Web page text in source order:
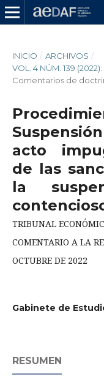
INICIO / ARCHIVOS /
VOL. 4 NÚM. 139 (2022):
Comentarios de
acto
de las
la
TRIBUNAL
COMENTARIO A LA
OCTUBRE DE 2022
Gabinete de
RESUMEN